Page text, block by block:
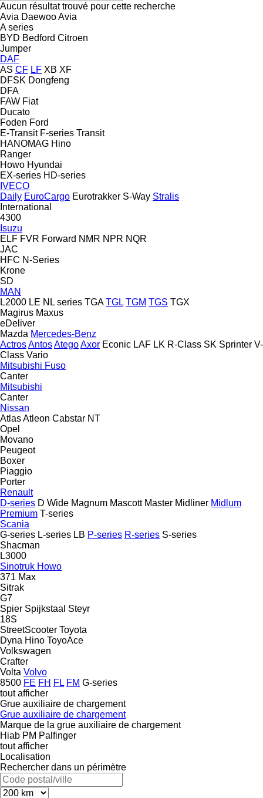
Aucun résultat trouvé pour cette recherche
Avia DaewooAvia
A series
BYD Bedford Citroen
Jumper
DAF
AS CF LF XB XF
DFSK Dongfeng
DFA
FAW Fiat
Ducato
Foden Ford
E-Transit F-series Transit
HANOMAG Hino
Ranger
Howo Hyundai
EX-series HD-series
IVECO
Daily EuroCargo Eurotrakker S-Way Stralis
International
4300
Isuzu
ELF FVR Forward NMR NPR NQR
JAC
HFC N-Series
Krone
SD
MAN
L2000 LE NL series TGA TGL TGM TGS TGX
Magirus Maxus
eDeliver
Mazda Mercedes-Benz
ActrosAntosAtegoAxor Econic LAF LK R-Class SK Sprinter V-
Class Vario
Mitsubishi Fuso
Canter
Mitsubishi
Canter
Nissan
AtlasAtleon Cabstar NT
Opel
Movano
Peugeot
Boxer
Piaggio
Porter
Renault
D-series D Wide Magnum Mascott Master Midliner Midlum
Premium T-series
Scania
G-series L-series LB P-series R-series S-series
Shacman
L3000
Sinotruk Howo
371 Max
Sitrak
G7
Spier Spijkstaal Steyr
18S
StreetScooter Toyota
Dyna Hino ToyoAce
Volkswagen
Crafter
Volta Volvo
8500 FE FH FL FM G-series
tout afficher
Grue auxiliaire de chargement
Grue auxiliaire de chargement
Marque de la grue auxiliaire de chargement
Hiab PM Palfinger
tout afficher
Localisation
Rechercher dans un périmètre